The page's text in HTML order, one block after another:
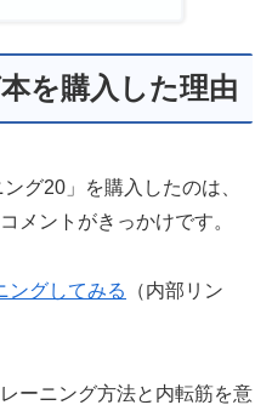
を購入した理由
グ20」を購入したのは、
メントがきっかけです。
ングしてみる
（内部リン
ーニング方法と内転筋を意